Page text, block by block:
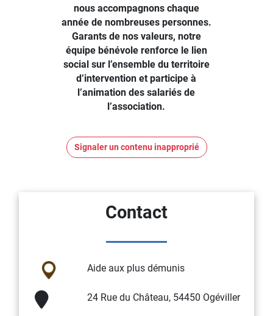
nous accompagnons chaque
année de nombreuses personnes.
Garants de nos valeurs, notre
équipe bénévole renforce le lien
social sur l’ensemble du territoire
d’intervention et participe à
l’animation des salariés de
l’association.
Signaler un contenu inapproprié
Contact
Aide aux plus démunis
24 Rue du Château, 54450 Ogéviller